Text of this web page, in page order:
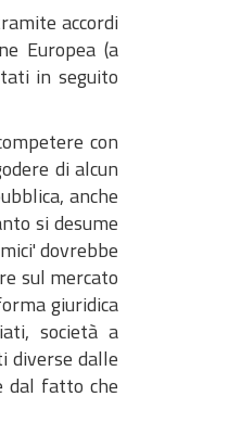
accordi
Europea (a
in seguito
con
di alcun
anche
si desume
dovrebbe
sul mercato
giuridica
società a
diverse dalle
dal fatto che